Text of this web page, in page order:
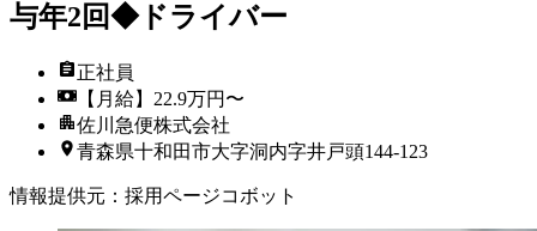
与年2回◆ドライバー
正社員
【月給】22.9万円〜
佐川急便株式会社
青森県十和田市大字洞内字井戸頭144-123
情報提供元 ： 採用ページコボット